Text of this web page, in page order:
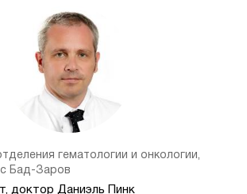
гематологии и онкологии,
Бад-Заров
доктор Даниэль Пинк